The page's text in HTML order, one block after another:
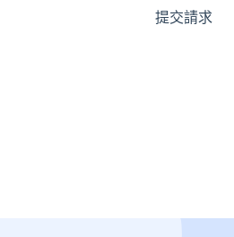
的子選單 提交請求